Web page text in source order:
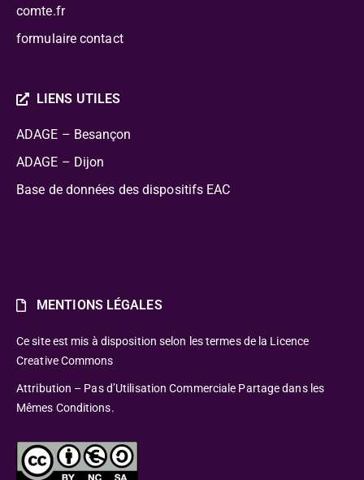
comte.fr
formulaire contact
LIENS UTILES
ADAGE – Besançon
ADAGE – Dijon
Base de données des dispositifs EAC
MENTIONS LÉGALES
Ce site est mis à disposition selon les termes de la Licence
Creative Commons
Attribution – Pas d’Utilisation Commerciale Partage dans les
Mêmes Conditions.